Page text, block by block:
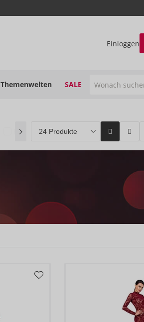
Einloggen
Themenwelten SALE
Bestseller (0)